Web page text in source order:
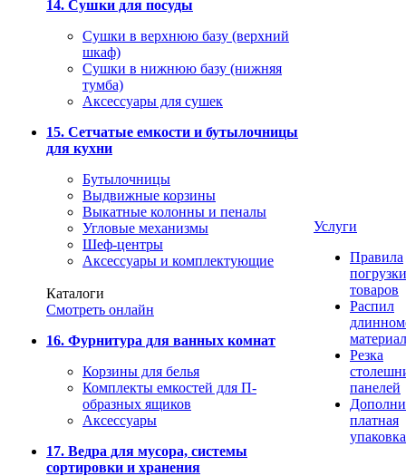
14. Сушки для посуды
Сушки в верхнюю базу (верхний
шкаф)
Сушки в нижнюю базу (нижняя
тумба)
Аксессуары для сушек
15. Сетчатые емкости и бутылочницы
для кухни
Бутылочницы
Выдвижные корзины
Выкатные колонны и пеналы
Угловые механизмы
Шеф-центры
Аксессуары и комплектующие
Каталоги
Смотреть онлайн
16. Фурнитура для ванных комнат
Корзины для белья
Комплекты емкостей для П-
образных ящиков
Аксессуары
17. Ведра для мусора, системы
сортировки и хранения
Услуги
Правила
погрузки
товаров
Распил
Резка
панелей
платная
упаковка